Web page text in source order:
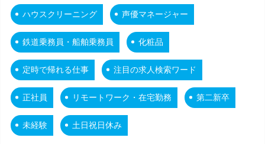
ハウスクリーニング 声優マネージャー
鉄道乗務員・船舶乗務員 化粧品
定時で帰れる仕事 注目の求人検索ワード
正社員 リモートワーク・在宅勤務 第二新卒
未経験 土日祝日休み